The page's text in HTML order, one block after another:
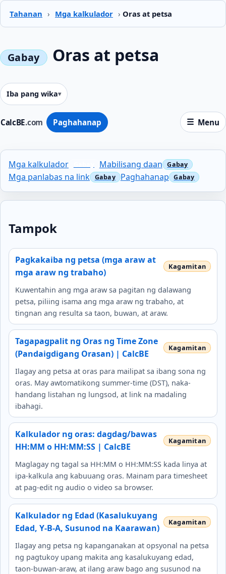
Tahanan › Mga kalkulador › Oras at petsa
CalcBE.com Paghahanap Menu
Oras at petsa
Iba pang wika
Mga kalkulador
Mabilisang daan
Mga panlabas na link
Paghahanap
Tampok
Pagkakaiba ng petsa (mga araw at
mga araw ng trabaho)
Kuwentahin ang mga araw sa pagitan ng dalawang
petsa, piliing isama ang mga araw ng trabaho, at
tingnan ang resulta sa taon, buwan, at araw.
Tagapagpalit ng Oras ng Time Zone
(Pandaigdigang Orasan) | CalcBE
Ilagay ang petsa at oras para mailipat sa ibang sona ng
oras. May awtomatikong summer-time (DST), naka-
handang listahan ng lungsod, at link na madaling
ibahagi.
Kalkulador ng oras: dagdag/bawas
HH:MM o HH:MM:SS | CalcBE
Maglagay ng tagal sa HH:MM o HH:MM:SS kada linya at
ipa-kalkula ang kabuuang oras. Mainam para timesheet
at pag-edit ng audio o video sa browser.
Kalkulador ng Edad (Kasalukuyang
Edad, Y-B-A, Susunod na Kaarawan)
Ilagay ang petsa ng kapanganakan at opsyonal na petsa
ng pagtukoy upang makita ang kasalukuyang edad,
taon-buwan-araw, at ilang araw bago ang susunod na